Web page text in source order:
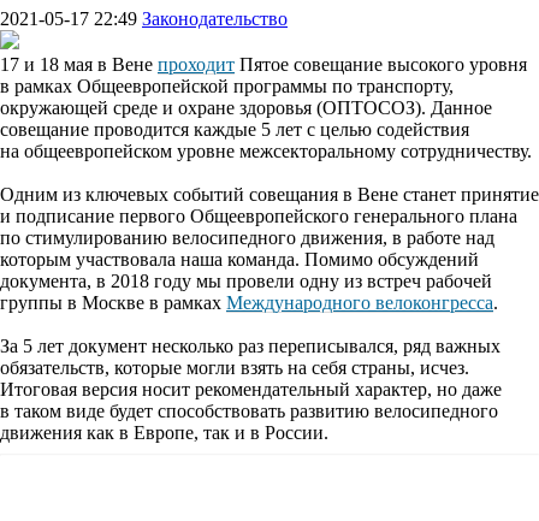
2021-05-17 22:49 Законодательство
17 и 18 мая в Вене проходит Пятое совещание высокого уровня
в рамках Общеевропейской программы по транспорту,
окружающей среде и охране здоровья (ОПТОСОЗ). Данное
совещание проводится каждые 5 лет с целью содействия
на общеевропейском уровне межсекторальному сотрудничеству.
Одним из ключевых событий совещания в Вене станет принятие
и подписание первого Общеевропейского генерального плана
по стимулированию велосипедного движения, в работе над
которым участвовала наша команда. Помимо обсуждений
документа, в 2018 году мы провели одну из встреч рабочей
группы в Москве в рамках Международного велоконгресса.
За 5 лет документ несколько раз переписывался, ряд важных
обязательств, которые могли взять на себя страны, исчез.
Итоговая версия носит рекомендательный характер, но даже
в таком виде будет способствовать развитию велосипедного
движения как в Европе, так и в России.